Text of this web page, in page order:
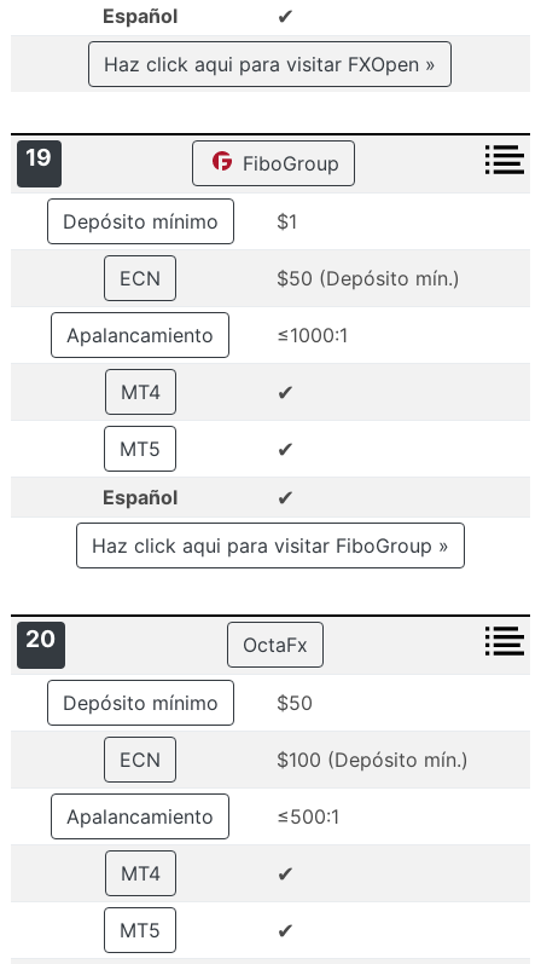
Español ✔
Haz click aqui para visitar FXOpen »
19 FiboGroup
Depósito mínimo $1
ECN $50 (Depósito mín.)
Apalancamiento ≤1000:1
MT4 ✔
MT5 ✔
Español ✔
Haz click aqui para visitar FiboGroup »
20 OctaFx
Depósito mínimo $50
ECN $100 (Depósito mín.)
Apalancamiento ≤500:1
MT4 ✔
MT5 ✔